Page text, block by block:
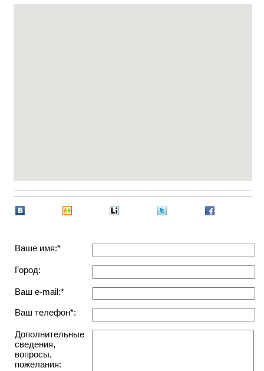
Ваше имя:*
Город:
Ваш e-mail:*
Ваш телефон*:
Дополнительные
сведения,
вопросы,
пожелания: